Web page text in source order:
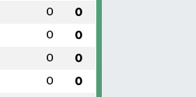
0 0
0 0
0 0
0 0